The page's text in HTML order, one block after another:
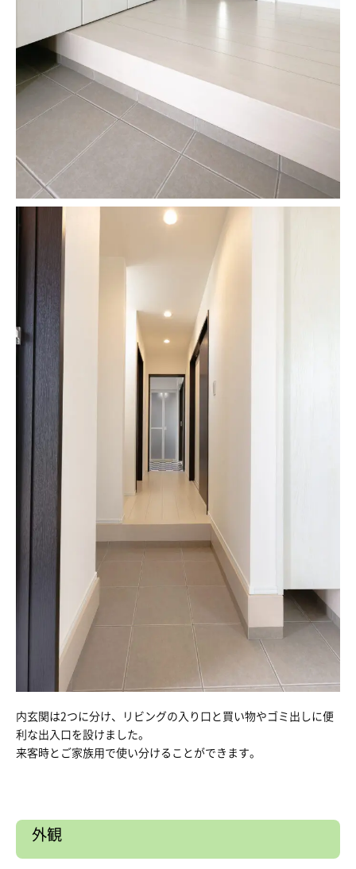
内玄関は2つに分け、リビングの入り口と買い物やゴミ出しに便
利な出入口を設けました。
来客時とご家族用で使い分けることができます。
外観